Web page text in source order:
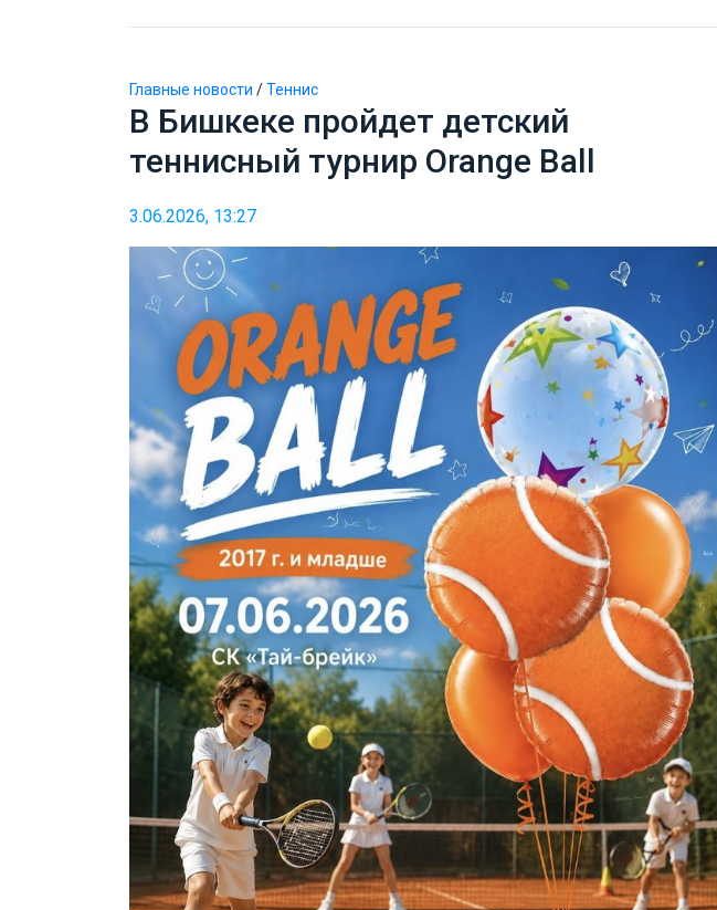
Главные новости /Теннис
В Бишкеке пройдет детский
теннисный турнир Orange Ball
3.06.2026, 13:27